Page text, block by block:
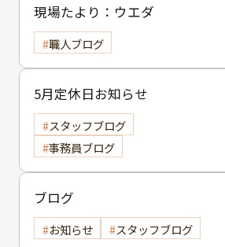
現場たより：ウエダ
職人ブログ
5月定休日お知らせ
スタッフブログ
事務員ブログ
ブログ
お知らせ スタッフブログ